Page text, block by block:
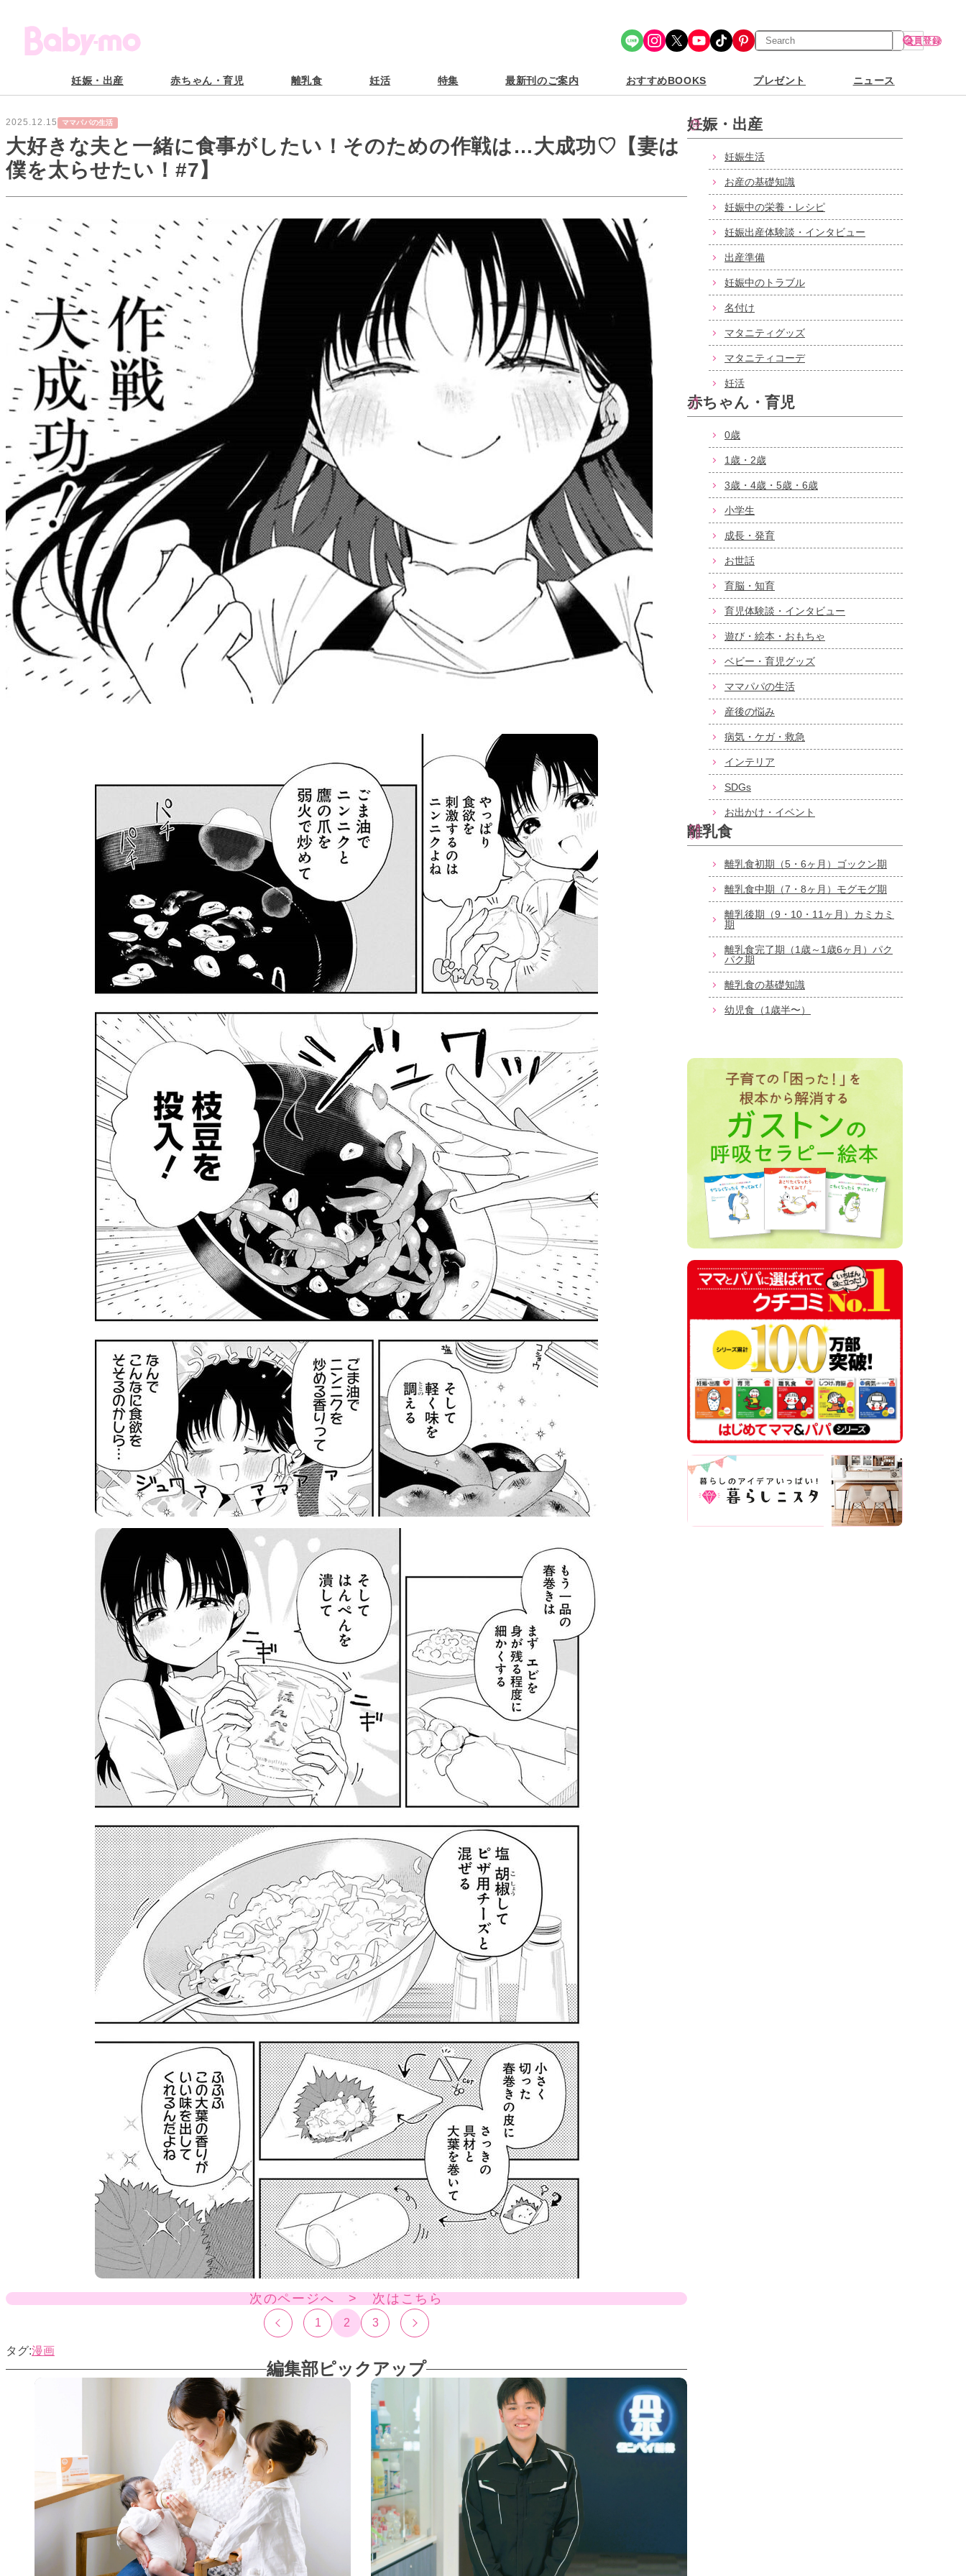
Share Icon Instagram X YouTube TikTok Pinterest
検
索
会員登録
妊娠・出産 赤ちゃん・育児 離乳食 妊活 特集 最新刊のご案内 おすすめBOOKS プレゼント ニュース
2025.12.15 ママパパの生活
大好きな夫と一緒に食事がしたい！そのための作戦は…大成功♡【妻は
僕を太らせたい！#7】
次のページへ > 次はこちら
1 2 3
漫画
編集部ピックアップ
妊娠・出産
妊娠生活
お産の基礎知識
妊娠中の栄養・レシピ
妊娠出産体験談・インタビュー
出産準備
妊娠中のトラブル
名付け
マタニティグッズ
マタニティコーデ
妊活
赤ちゃん・育児
0歳
1歳・2歳
3歳・4歳・5歳・6歳
小学生
成長・発育
お世話
育脳・知育
育児体験談・インタビュー
遊び・絵本・おもちゃ
ベビー・育児グッズ
ママパパの生活
産後の悩み
病気・ケガ・救急
インテリア
SDGs
お出かけ・イベント
離乳食
離乳食初期（5・6ヶ月）ゴックン期
離乳食中期（7・8ヶ月）モグモグ期
離乳後期（9・10・11ヶ月）カミカミ
期
離乳食完了期（1歳～1歳6ヶ月）パク
パク期
離乳食の基礎知識
幼児食（1歳半〜）